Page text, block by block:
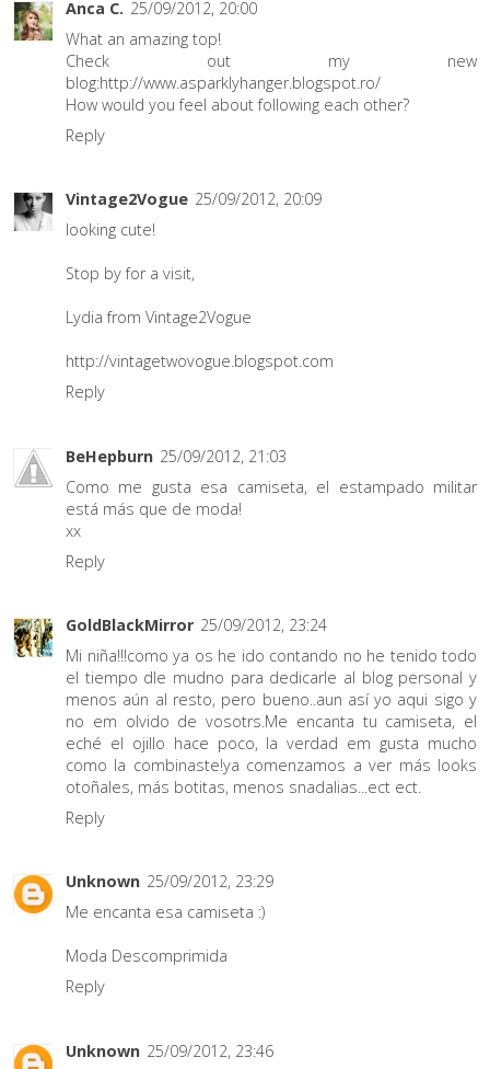
Anca C. 25/09/2012, 20:00
What an amazing top!
Check out my new
blog:http://www.asparklyhanger.blogspot.ro/
How would you feel about following each other?
Reply
Vintage2Vogue 25/09/2012, 20:09
looking cute!
Stop by for a visit,
Lydia from Vintage2Vogue
http://vintagetwovogue.blogspot.com
Reply
BeHepburn 25/09/2012, 21:03
Como me gusta esa camiseta, el estampado militar
está más que de moda!
xx
Reply
GoldBlackMirror 25/09/2012, 23:24
Mi niña!!!como ya os he ido contando no he tenido todo
el tiempo dle mudno para dedicarle al blog personal y
menos aún al resto, pero bueno..aun así yo aqui sigo y
no em olvido de vosotrs.Me encanta tu camiseta, el
eché el ojillo hace poco, la verdad em gusta mucho
como la combinaste!ya comenzamos a ver más looks
otoñales, más botitas, menos snadalias...ect ect.
Reply
Unknown 25/09/2012, 23:29
Me encanta esa camiseta :)
Moda Descomprimida
Reply
Unknown 25/09/2012, 23:46